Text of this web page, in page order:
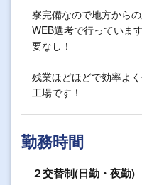
寮完備なので地方から
WEB選考で行っていま
要なし！
残業ほどほどで効率よ
工場です！
勤務時間
２交替制(日勤・夜勤)